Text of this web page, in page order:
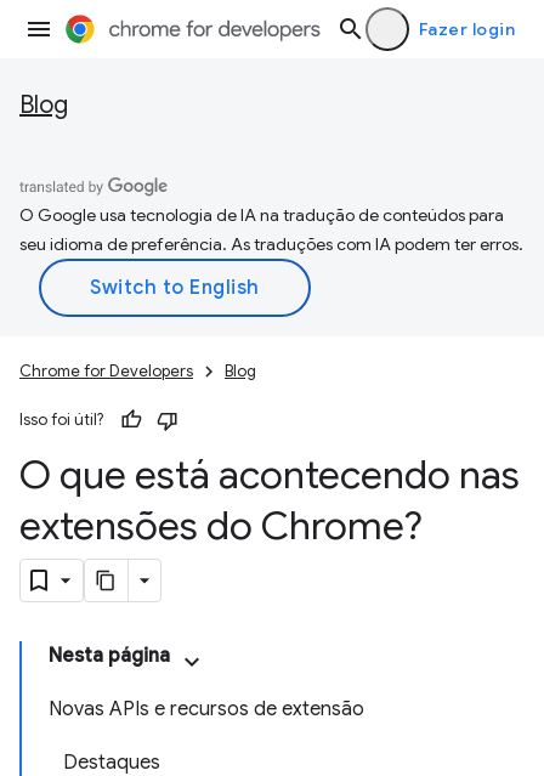
Fazer login
Blog
O Google usa tecnologia de IA na tradução de conteúdos para
seu idioma de preferência. As traduções com IA podem ter erros.
Chrome for Developers Blog
Isso foi útil?
O que está acontecendo nas
extensões do Chrome?
Nesta página
Novas APIs e recursos de extensão
Destaques